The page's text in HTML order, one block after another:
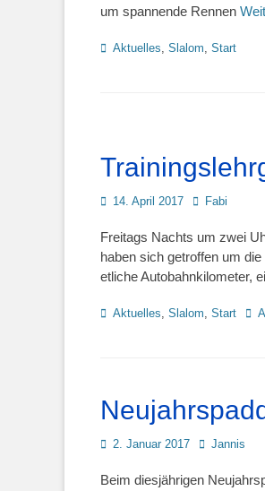
um spannende Rennen
Kategorien
Aktuelles, Slalom, Start
Posted
14. April 2017 Autor
Fabi
Freitags Nachts um zwei
haben sich getroffen um
etliche Autobahnkilometer,
Kategorien
Aktuelles, Slalom, Start
Posted
2. Januar 2017 AutorJannis
Beim diesjährigen